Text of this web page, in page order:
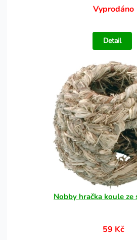
Vyprodáno
Detail
Nobby hračka koule ze
59 Kč